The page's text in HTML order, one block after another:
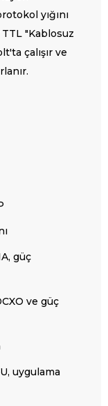
yığını
TTL "Kablosuz
çalışır ve
güç
ve güç
uygulama